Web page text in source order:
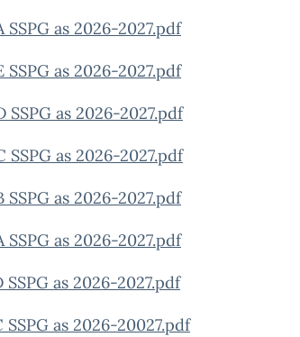
as 2026-2027.pdf
as 2026-2027.pdf
as 2026-2027.pdf
as 2026-2027.pdf
as 2026-2027.pdf
as 2026-2027.pdf
as 2026-2027.pdf
as 2026-20027.pdf